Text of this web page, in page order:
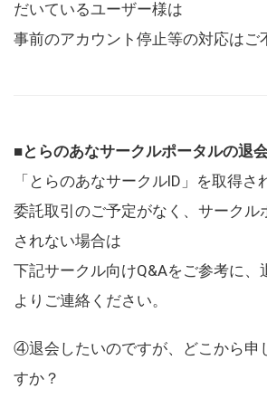
だいているユーザー様は
事前のアカウント停止等の対応はご
■とらのあなサークルポータルの退
「とらのあなサークルID」を取得
委託取引のご予定がなく、サークル
されない場合は
下記サークル向けQ&Aをご参考に、
よりご連絡ください。
④退会したいのですが、どこから申
すか？